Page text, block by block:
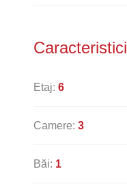
Caracteristici
Etaj: 6
Camere: 3
Băi: 1